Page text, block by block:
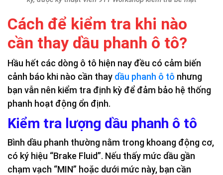
Cách để kiểm tra khi nào
cần thay dầu phanh ô tô?
Hầu hết các dòng ô tô hiện nay đều có cảm biến
cảnh báo khi nào cần thay dầu phanh ô tô nhưng
bạn vẫn nên kiểm tra định kỳ để đảm bảo hệ thống
phanh hoạt động ổn định.
Kiểm tra lượng dầu phanh ô tô
Bình dầu phanh thường nằm trong khoang động cơ,
có ký hiệu “Brake Fluid”. Nếu thấy mức dầu gần
chạm vạch “MIN” hoặc dưới mức này, bạn cần